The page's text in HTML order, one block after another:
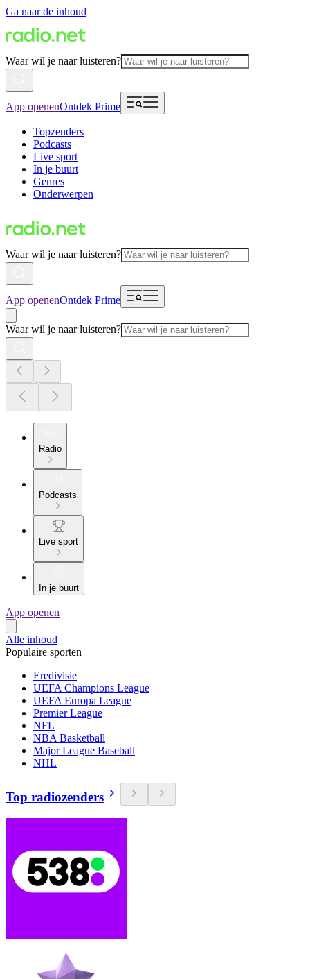
Ga naar de inhoud
Waar wil je naar luisteren?
App openenOntdek Prime
Topzenders
Podcasts
Live sport
In je buurt
Genres
Onderwerpen
Waar wil je naar luisteren?
App openenOntdek Prime
Waar wil je naar luisteren?
Radio
Podcasts
Live sport
In je buurt
App openen
Alle inhoud
Populaire sporten
Eredivisie
UEFA Champions League
UEFA Europa League
Premier League
NFL
NBA Basketball
Major League Baseball
NHL
Top radiozenders